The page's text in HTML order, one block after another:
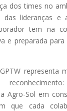
dos times no
lideranças e
tem na
e preparada
representa
Agro-Sol em
que cada